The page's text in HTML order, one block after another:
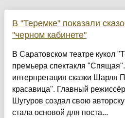
В "Теремке" показали
"черном кабинете"
В Саратовском театре кукол
премьера спектакля
интерпретация сказки Шарля
красавица". Главный
Шугуров создал свою
стала основой для поста...